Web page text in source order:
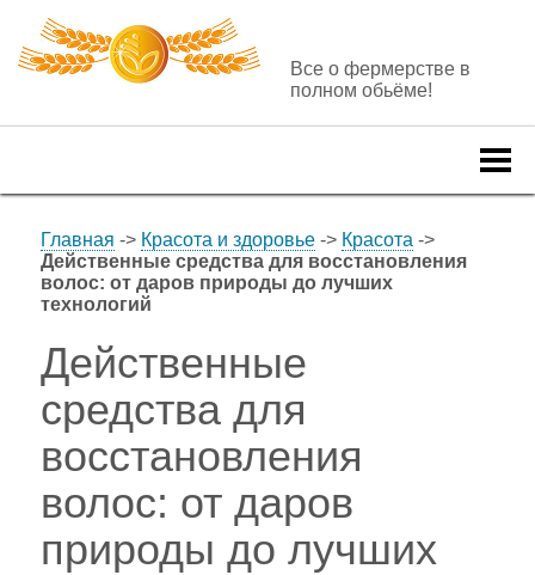
Все о фермерстве в
полном обьёме!
Главная -> Красота и здоровье-> Красота ->
Действенные средства для восстановления
волос: от даров природы до лучших
технологий
Действенные
средства для
восстановления
волос: от даров
природы до лучших